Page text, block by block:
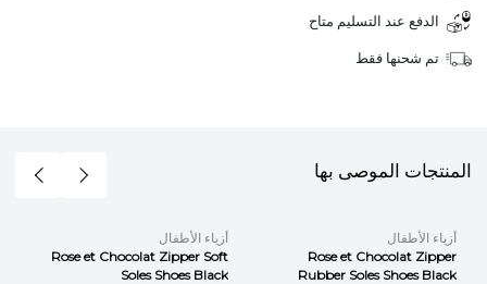
الدفع عند التسليم متاح
تم شحنها فقط
المنتجات الموصى بها
أزياء الأطفال
Rose et Chocolat Zipper
Rubber Soles Shoes Black
أزياء الأطفال
Rose et Chocolat Zipper Soft
Soles Shoes Black